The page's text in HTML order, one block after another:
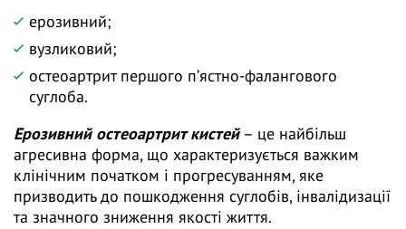
ерозивний;
вузликовий;
остеоартрит першого пʼястно-фалангового
суглоба.
Ерозивний остеоартрит кистей– це найбільш
агресивна форма, що характеризується важким
клінічним початком і прогресуванням, яке
призводить до пошкодження суглобів, інвалідизації
та значного зниження якості життя.